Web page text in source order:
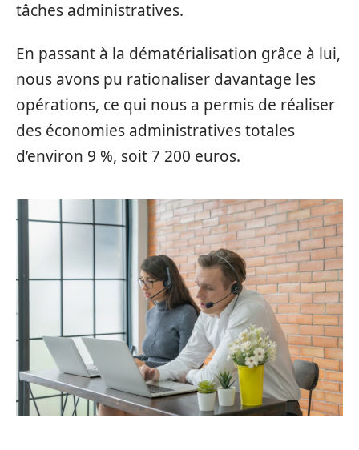
tâches administratives.
En passant à la dématérialisation grâce à lui,
nous avons pu rationaliser davantage les
opérations, ce qui nous a permis de réaliser
des économies administratives totales
d’environ 9 %, soit 7 200 euros.